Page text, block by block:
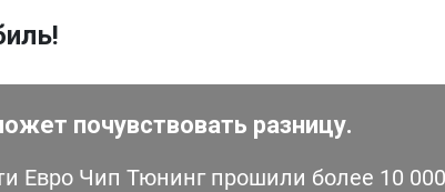
почувствовать разницу.
Евро Чип Тюнинг прошили более 10